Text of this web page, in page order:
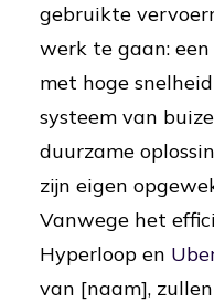
gebruikte
werk te gaan:
met hoge
systeem van
duurzame
zijn eigen
Vanwege het
Hyperloop en
van [naam],